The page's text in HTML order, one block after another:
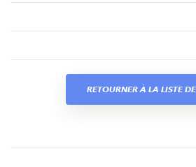
RETOURNER À LA LISTE